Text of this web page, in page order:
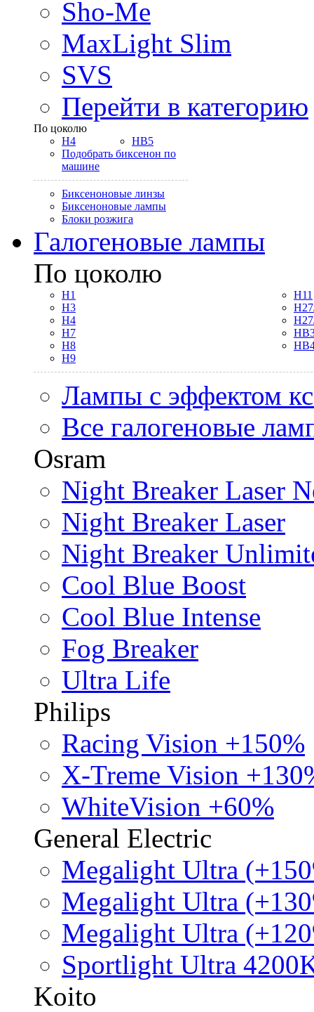
Sho-Me
MaxLight Slim
SVS
Перейти в категорию
По цоколю
H4
HB5
Подобрать биксенон по
машине
Биксеноновые линзы
Биксеноновые лампы
Блоки розжига
Галогеновые лампы
По цоколю
H1
H3
H4
H7
H8
H9
H11
Лампы с эффектом
Все галогеновые
Osram
Night Breaker Laser
Night Breaker Laser
Night Breaker
Cool Blue Boost
Cool Blue Intense
Fog Breaker
Ultra Life
Philips
Racing Vision +150%
X-Treme Vision
WhiteVision +60%
General Electric
Megalight Ultra
Megalight Ultra
Megalight Ultra
Sportlight Ultra
Koito